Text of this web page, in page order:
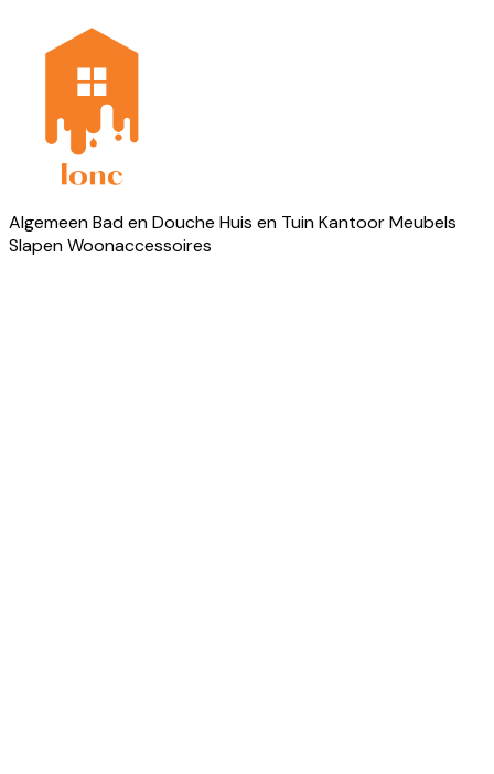
AlgemeenBad en Douche Huis en TuinKantoorMeubels
SlapenWoonaccessoires